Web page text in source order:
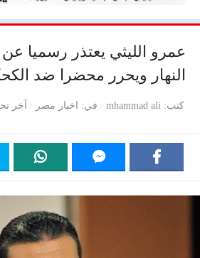
عمرو الليثي يعتذر رسميا عن
النهار ويحرر محضرا ضد
كتب mhammad ali في اخبار مصر آخر